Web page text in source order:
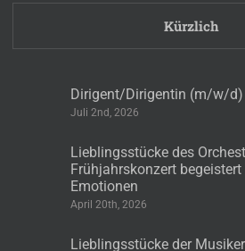
Kürzlich
Dirigent/Dirigentin (m/w/
Juli 2nd, 2026
Lieblingsstücke des
Frühjahrskonzert
Emotionen
April 20th, 2026
Lieblingsstücke der